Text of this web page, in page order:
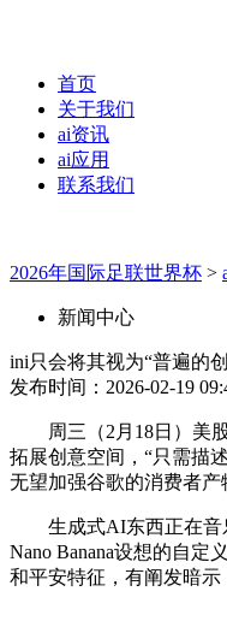
首页
关于我们
ai资讯
ai应用
联系我们
2026年国际足联世界杯 >
新闻中心
ini只会将其视为“普遍的
发布时间：2026-02-19
周三（2月18日）美股
拓展创意空间，“只需描
无望加强谷歌的消费者产
生成式AI东西正在音乐
Nano Banana设想的自
和平安特征，有阐发暗示